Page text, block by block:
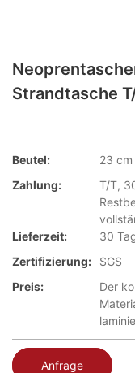
Strandtasche
Beutel:
23 cm
Zahlung:
T/T,
Lieferzeit:
30
Zertifizierung:
SGS
Preis:
Der
Anfrage